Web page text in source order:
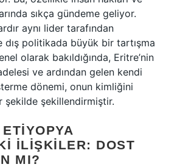
sıkça gündeme geliyor.
aynı lider tarafından
dış politikada büyük bir tartışma
olarak bakıldığında, Eritre’nin
ve ardından gelen kendi
dönemi, onun kimliğini
şekilde şekillendirmiştir.
İLIŞKILER: DOST
MI?